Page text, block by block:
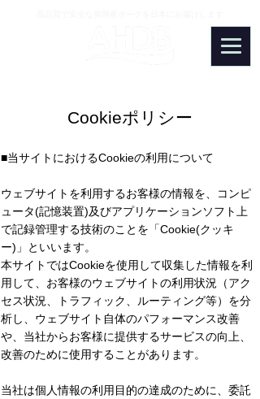
Cookieポリシー
■当サイトにおけるCookieの利用について
ウェブサイトを利用するお客様の情報を、コンピ
ュータ(記憶装置)及びアプリケーションソフト上
で記録管理する技術のことを「Cookie(クッキ
ー)」といいます。
本サイトではCookieを使用して収集した情報を利
用して、お客様のウェブサイトの利用状況（アク
セス状況、トラフィック、ルーティング等）を分
析し、ウェブサイト自体のパフォーマンス改善
や、当社からお客様に提供するサービスの向上、
改善のために使用することがあります。
当社は個人情報の利用目的の達成のために、委託